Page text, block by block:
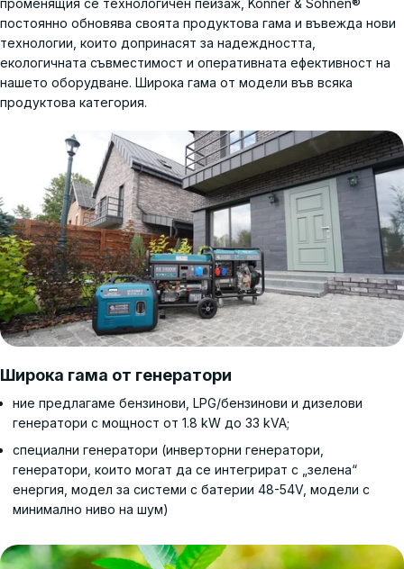
постоянно обновява своята продуктова гама и въвежда нови
технологии, които допринасят за надеждността,
екологичната съвместимост и оперативната ефективност на
нашето оборудване. Широка гама от модели във всяка
продуктова категория.
Широка гама от генератори
ние предлагаме бензинови, LPG/бензинови и дизелови
генератори с мощност от 1.8 kW до 33 kVA;
специални генератори (инверторни генератори,
генератори, които могат да се интегрират с „зелена“
енергия, модел за системи с батерии 48-54V, модели с
минимално ниво на шум)